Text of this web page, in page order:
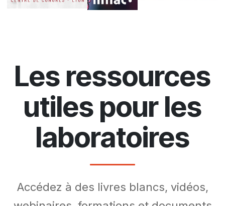
Les ressources
utiles pour les
laboratoires
Accédez à des livres blancs, vidéos,